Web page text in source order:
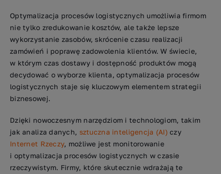
Optymalizacja procesów logistycznych umożliwia firmom
nie tylko zredukowanie kosztów, ale także lepsze
wykorzystanie zasobów, skrócenie czasu realizacji
zamówień i poprawę zadowolenia klientów. W świecie,
w którym czas dostawy i dostępność produktów mogą
decydować o wyborze klienta, optymalizacja procesów
logistycznych staje się kluczowym elementem strategii
biznesowej.
Dzięki nowoczesnym narzędziom i technologiom, takim
jak analiza danych, sztuczna inteligencja (AI) czy
Internet Rzeczy, możliwe jest monitorowanie
i optymalizacja procesów logistycznych w czasie
rzeczywistym. Firmy, które skutecznie wdrażają te